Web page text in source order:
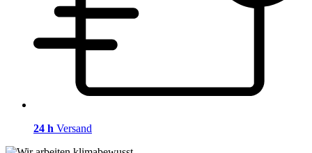
24 h Versand